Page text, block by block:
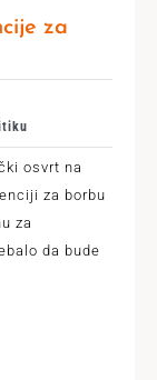
za
osvrt na
za borbu
za
da bude